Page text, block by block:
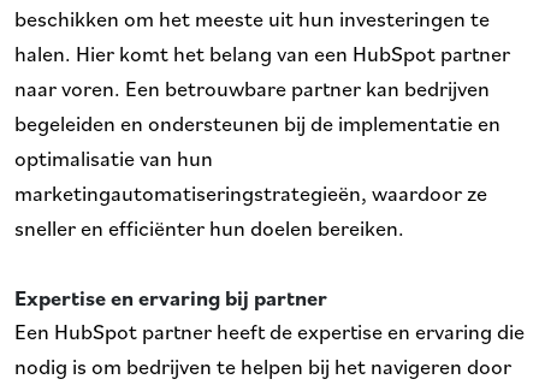
beschikken om het meeste uit hun investeringen te
halen. Hier komt het belang van een HubSpot partner
naar voren. Een betrouwbare partner kan bedrijven
begeleiden en ondersteunen bij de implementatie en
optimalisatie van hun
marketingautomatiseringstrategieën, waardoor ze
sneller en efficiënter hun doelen bereiken.
Expertise en ervaring bij partner
Een HubSpot partner heeft de expertise en ervaring die
nodig is om bedrijven te helpen bij het navigeren door